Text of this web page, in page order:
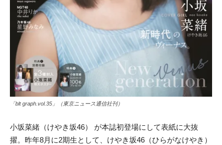
「blt graph.vol.35」（東京ニュース通信社刊）
小坂菜緒（けやき坂46） が本誌初登場にして表紙に大抜
擢。昨年8月に2期生として、けやき坂46（ひらがなけやき）